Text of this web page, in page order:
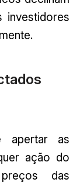
investidores
apertar as
ação do
das